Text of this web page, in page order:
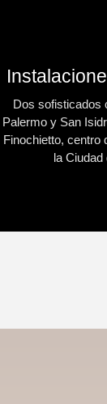
Dos sofisticados
Palermo y San
Finochietto, centro
la Ciudad